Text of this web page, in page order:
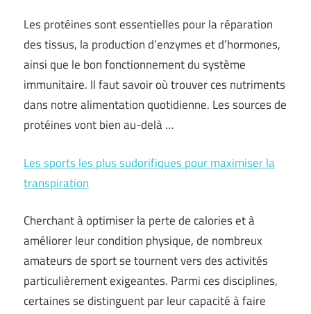
Les protéines sont essentielles pour la réparation
des tissus, la production d’enzymes et d’hormones,
ainsi que le bon fonctionnement du système
immunitaire. Il faut savoir où trouver ces nutriments
dans notre alimentation quotidienne. Les sources de
protéines vont bien au-delà …
Les sports les plus sudorifiques pour maximiser la
transpiration
Cherchant à optimiser la perte de calories et à
améliorer leur condition physique, de nombreux
amateurs de sport se tournent vers des activités
particulièrement exigeantes. Parmi ces disciplines,
certaines se distinguent par leur capacité à faire